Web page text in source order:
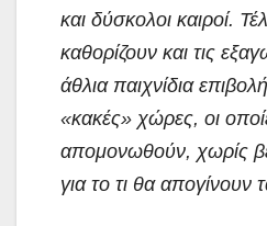
και δύσκολοι καιροί.
καθορίζουν και τις
άθλια παιχνίδια
«κακές» χώρες, οι
απομονωθούν, χωρίς
για το τι θα απογίνουν